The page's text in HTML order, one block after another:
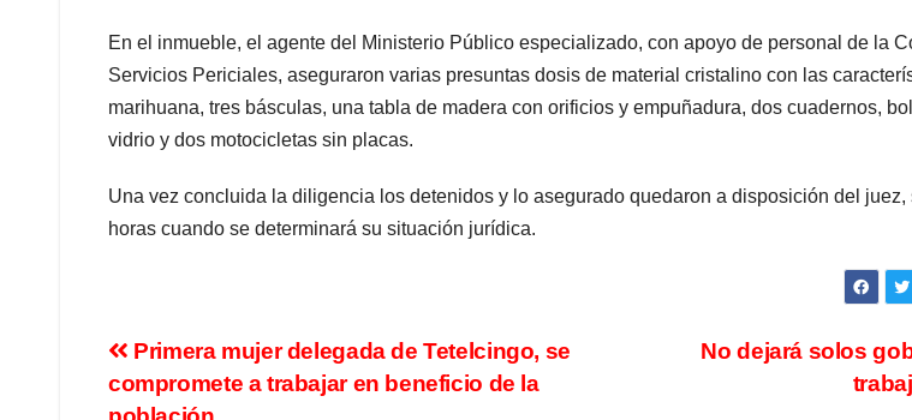
En el inmueble, el agente del Ministerio Público especializado, con apoyo de personal de la
Servicios Periciales, aseguraron varias presuntas dosis de material cristalino con las
marihuana, tres básculas, una tabla de madera con orificios y empuñadura, dos cuadernos,
vidrio y dos motocicletas sin placas.
Una vez concluida la diligencia los detenidos y lo asegurado quedaron a disposición del
horas cuando se determinará su situación jurídica.
No dejará solos
Primera mujer delegada de Tetelcingo, se
compromete a trabajar en beneficio de la